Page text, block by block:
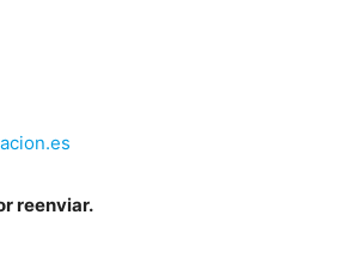
reenviar.